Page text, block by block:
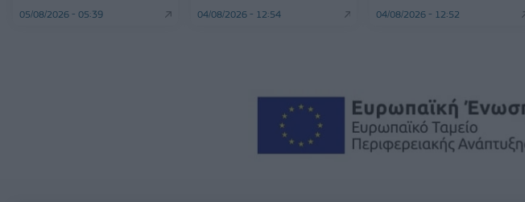
05/08/2026 - 05:39 04/08/2026 - 12:54 04/08/2026 - 12:52